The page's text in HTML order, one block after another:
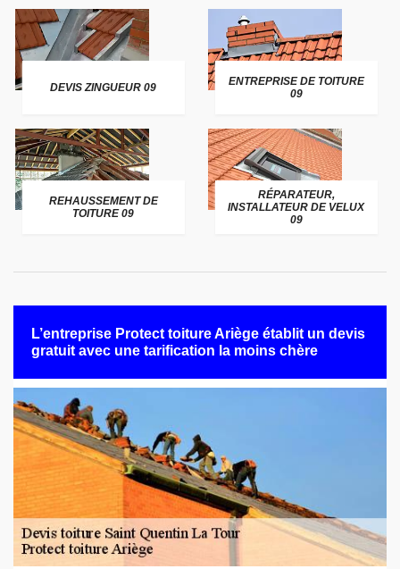
DEVIS ZINGUEUR 09
ENTREPRISE DE TOITURE
09
REHAUSSEMENT DE
TOITURE 09
RÉPARATEUR,
INSTALLATEUR DE VELUX
09
L’entreprise Protect toiture Ariège établit un devis
gratuit avec une tarification la moins chère